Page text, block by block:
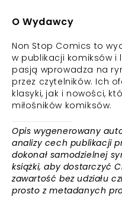
O Wydawcy
Non Stop Comics to
w publikacji komiksów i
pasją wprowadza na
przez czytelników. Ich
klasyki, jak i nowości,
miłośników komiksów.
Opis wygenerowany
analizy cech publikacji
dokonał samodzielnej
książki, aby dostarczyć
zawartość bez udziału
prosto z metadanych